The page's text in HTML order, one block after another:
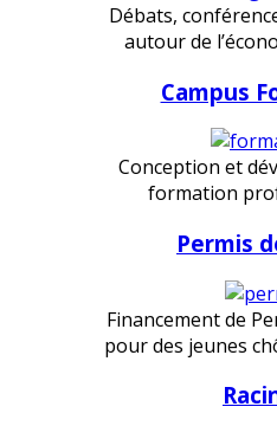
Débats,
autour de
Campus
Conception et
formation
Permis
Financement de
pour des jeunes